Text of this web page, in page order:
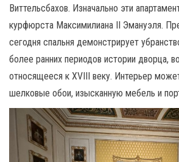
Виттельсбахов. Изначально эти
курфюрста Максимилиана II Эмануэля.
сегодня спальня демонстрирует
более ранних периодов истории дворца,
относящееся к XVIII веку. Интерьер
шелковые обои, изысканную мебель и